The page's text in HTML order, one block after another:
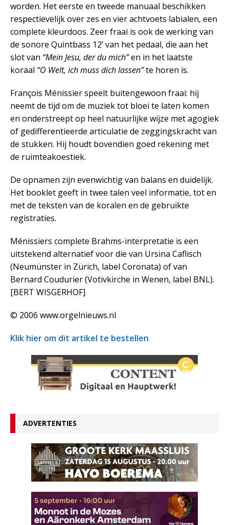
worden. Het eerste en tweede manuaal beschikken
respectievelijk over zes en vier achtvoets labialen, een
complete kleurdoos. Zeer fraai is ook de werking van
de sonore Quintbass 12’ van het pedaal, die aan het
slot van “Mein Jesu, der du mich”en in het laatste
koraal “O Welt, ich muss dich lassen”te horen is.
François Ménissier speelt buitengewoon fraai: hij
neemt de tijd om de muziek tot bloei te laten komen
en onderstreept op heel natuurlijke wijze met agogiek
of gedifferentieerde articulatie de zeggingskracht van
de stukken. Hij houdt bovendien goed rekening met
de ruimteakoestiek.
De opnamen zijn evenwichtig van balans en duidelijk.
Het booklet geeft in twee talen veel informatie, tot en
met de teksten van de koralen en de gebruikte
registraties.
Ménissiers complete Brahms-interpretatie is een
uitstekend alternatief voor die van Ursina Caflisch
(Neumünster in Zürich, label Coronata) of van
Bernard Coudurier (Votivkirche in Wenen, label BNL).
[BERT WISGERHOF]
© 2006 www.orgelnieuws.nl
Klik hier om dit artikel te bestellen
ADVERTENTIES